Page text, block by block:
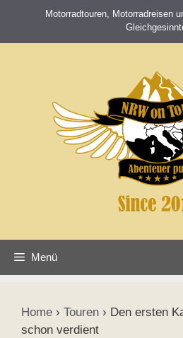
springen
Motorradtouren, Motorradreisen
Menü
Home › Touren › Den ersten
schon verdient